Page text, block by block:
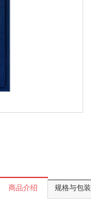
商品介绍 规格与包装